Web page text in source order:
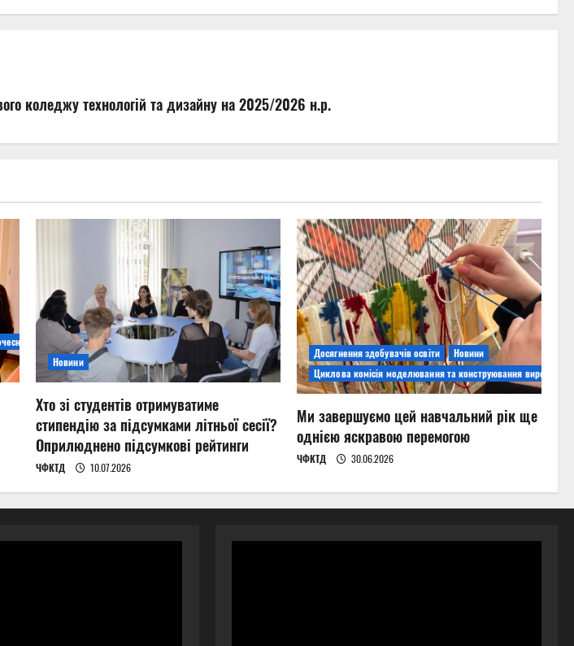
коледжу технологій та дизайну на 2025/2026 н.р.
Новини
Хто зі студентів отримуватиме
стипендію за підсумками літньої сесії?
Оприлюднено підсумкові рейтинги
ЧФКТД 10.07.2026
Досягнення здобувачів освіти
Новини
Циклова комісія моделювання та конструювання виробів
Ми завершуємо цей навчальний рік ще
однією яскравою перемогою
ЧФКТД 30.06.2026